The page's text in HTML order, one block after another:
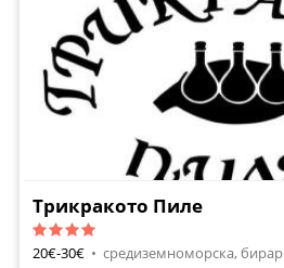
Трикракото Пиле
20€-30€ • средиземноморска,